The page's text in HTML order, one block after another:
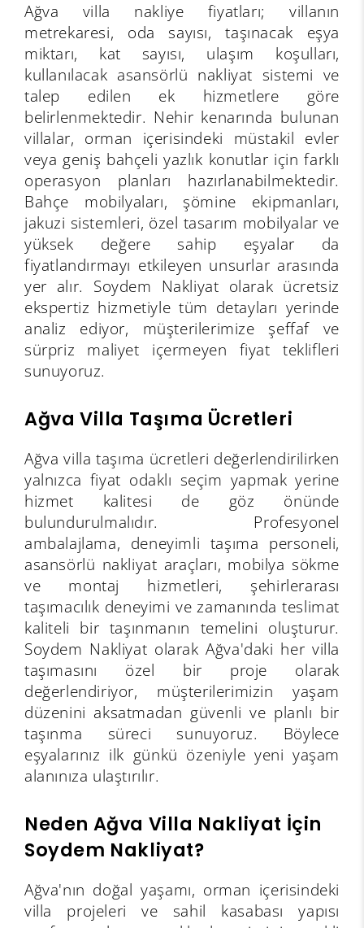
Ağva villa nakliye fiyatları; villanın
metrekaresi, oda sayısı, taşınacak eşya
miktarı, kat sayısı, ulaşım koşulları,
kullanılacak asansörlü nakliyat sistemi ve
talep edilen ek hizmetlere göre
belirlenmektedir. Nehir kenarında bulunan
villalar, orman içerisindeki müstakil evler
veya geniş bahçeli yazlık konutlar için farklı
operasyon planları hazırlanabilmektedir.
Bahçe mobilyaları, şömine ekipmanları,
jakuzi sistemleri, özel tasarım mobilyalar ve
yüksek değere sahip eşyalar da
fiyatlandırmayı etkileyen unsurlar arasında
yer alır. Soydem Nakliyat olarak ücretsiz
ekspertiz hizmetiyle tüm detayları yerinde
analiz ediyor, müşterilerimize şeffaf ve
sürpriz maliyet içermeyen fiyat teklifleri
sunuyoruz.
Ağva Villa Taşıma Ücretleri
Ağva villa taşıma ücretleri değerlendirilirken
yalnızca fiyat odaklı seçim yapmak yerine
hizmet kalitesi de göz önünde
bulundurulmalıdır. Profesyonel
ambalajlama, deneyimli taşıma personeli,
asansörlü nakliyat araçları, mobilya sökme
ve montaj hizmetleri, şehirlerarası
taşımacılık deneyimi ve zamanında teslimat
kaliteli bir taşınmanın temelini oluşturur.
Soydem Nakliyat olarak Ağva'daki her villa
taşımasını özel bir proje olarak
değerlendiriyor, müşterilerimizin yaşam
düzenini aksatmadan güvenli ve planlı bir
taşınma süreci sunuyoruz. Böylece
eşyalarınız ilk günkü özeniyle yeni yaşam
alanınıza ulaştırılır.
Neden Ağva Villa Nakliyat İçin
Soydem Nakliyat?
Ağva'nın doğal yaşamı, orman içerisindeki
villa projeleri ve sahil kasabası yapısı